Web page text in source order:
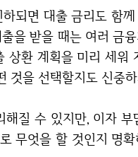
되면 대출 금리도 함
을 받을 때는 여러 금
상환 계획을 미리 세워
것을 선택할지도 신중
질 수 있지만, 이자
무엇을 할 것인지 명